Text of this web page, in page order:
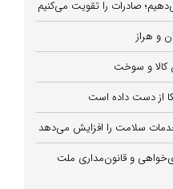
صادرات را تقویت می‌کنیم
و هراز
کالا و سوخت
از دست داده است
سلامت را افزایش می‌دهد
و قانون‌مداری ملت